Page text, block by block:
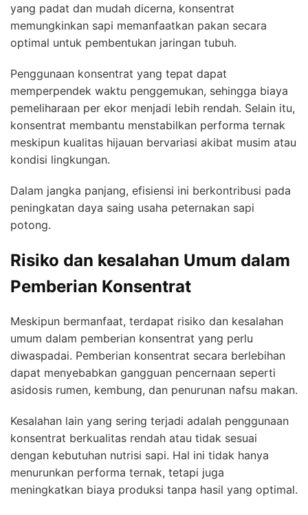
yang padat dan mudah dicerna, konsentrat
memungkinkan sapi memanfaatkan pakan secara
optimal untuk pembentukan jaringan tubuh.
Penggunaan konsentrat yang tepat dapat
memperpendek waktu penggemukan, sehingga biaya
pemeliharaan per ekor menjadi lebih rendah. Selain itu,
konsentrat membantu menstabilkan performa ternak
meskipun kualitas hijauan bervariasi akibat musim atau
kondisi lingkungan.
Dalam jangka panjang, efisiensi ini berkontribusi pada
peningkatan daya saing usaha peternakan sapi
potong.
Risiko dan kesalahan Umum dalam
Pemberian Konsentrat
Meskipun bermanfaat, terdapat risiko dan kesalahan
umum dalam pemberian konsentrat yang perlu
diwaspadai. Pemberian konsentrat secara berlebihan
dapat menyebabkan gangguan pencernaan seperti
asidosis rumen, kembung, dan penurunan nafsu makan.
Kesalahan lain yang sering terjadi adalah penggunaan
konsentrat berkualitas rendah atau tidak sesuai
dengan kebutuhan nutrisi sapi. Hal ini tidak hanya
menurunkan performa ternak, tetapi juga
meningkatkan biaya produksi tanpa hasil yang optimal.